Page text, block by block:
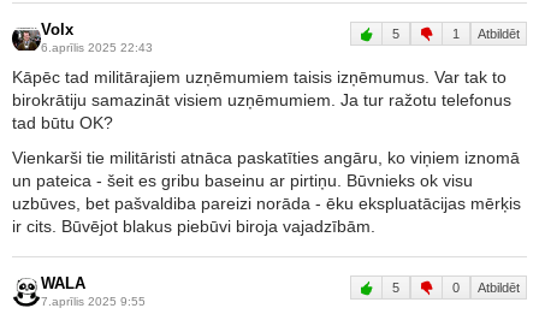
Volx
6.aprīlis 2025 22:43
5 1 Atbildēt
Kāpēc tad militārajiem uzņēmumiem taisis izņēmumus. Var tak to
birokrātiju samazināt visiem uzņēmumiem. Ja tur ražotu telefonus
tad būtu OK?
Vienkarši tie militāristi atnāca paskatīties angāru, ko viņiem iznomā
un pateica - šeit es gribu baseinu ar pirtiņu. Būvnieks ok visu
uzbūves, bet pašvaldiba pareizi norāda - ēku ekspluatācijas mērķis
ir cits. Būvējot blakus piebūvi biroja vajadzībām.
WALA
7.aprīlis 2025 9:55
5 0 Atbildēt